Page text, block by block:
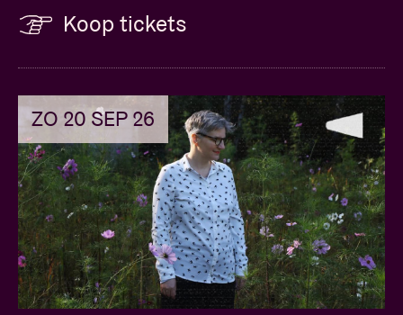
Koop tickets
ZO 20 SEP 26